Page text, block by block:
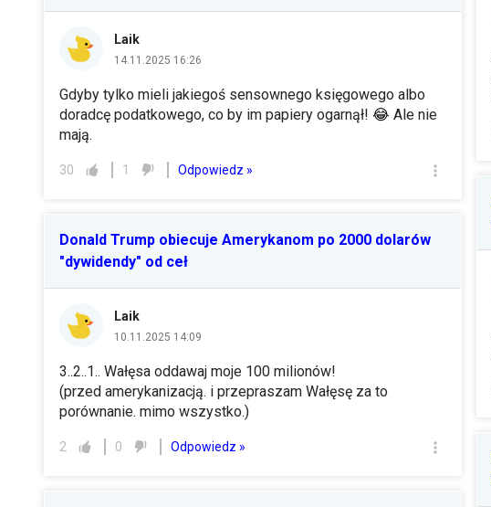
Laik
14.11.2025 16:26
Gdyby tylko mieli jakiegoś sensownego księgowego albo
doradcę podatkowego, co by im papiery ogarnął! 😂 Ale nie
mają.
30 1 Odpowiedz »
Donald Trump obiecuje Amerykanom po 2000 dolarów
"dywidendy" od ceł
Laik
10.11.2025 14:09
3..2..1.. Wałęsa oddawaj moje 100 milionów!
(przed amerykanizacją. i przepraszam Wałęsę za to
porównanie. mimo wszystko.)
2 0 Odpowiedz »